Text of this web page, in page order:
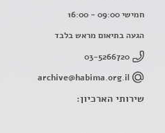
חמישי 09:00 - 16:00
הגעה בתיאום מראש בלבד
03-5266720
archive@habima.org.il
שירותי הארכיון: